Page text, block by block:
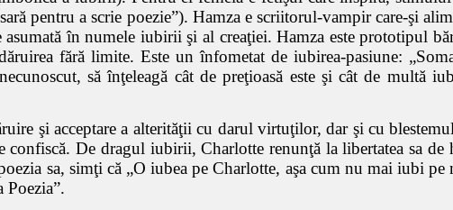
pentru a scrie poezie”). Hamza e scriitorul-vampir care-şi
în numele iubirii şi al creaţiei. Hamza este prototipul
fără limite. Este un înfometat de iubirea-pasiune:
să înţeleagă cât de preţioasă este şi cât de multă
şi acceptare a alterităţii cu darul virtuţilor, dar şi cu
confiscă. De dragul iubirii, Charlotte renunţă la libertatea sa
sa, simţi că „O iubea pe Charlotte, aşa cum nu mai iubi
Poezia”.